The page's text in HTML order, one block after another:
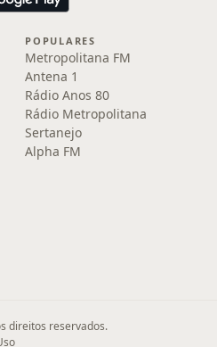
POPULARES
Metropolitana FM
Antena 1
Rádio Anos 80
Rádio Metropolitana
Sertanejo
Alpha FM
direitos reservados.